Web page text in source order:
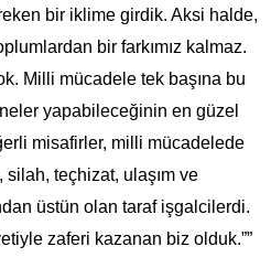
bir iklime girdik. Aksi halde,
bir farkımız kalmaz.
Milli mücadele tek başına bu
yapabileceğinin en güzel
misafirler, milli mücadelede
silah, teçhizat, ulaşım ve
üstün olan taraf işgalcilerdi.
zaferi kazanan biz olduk.””